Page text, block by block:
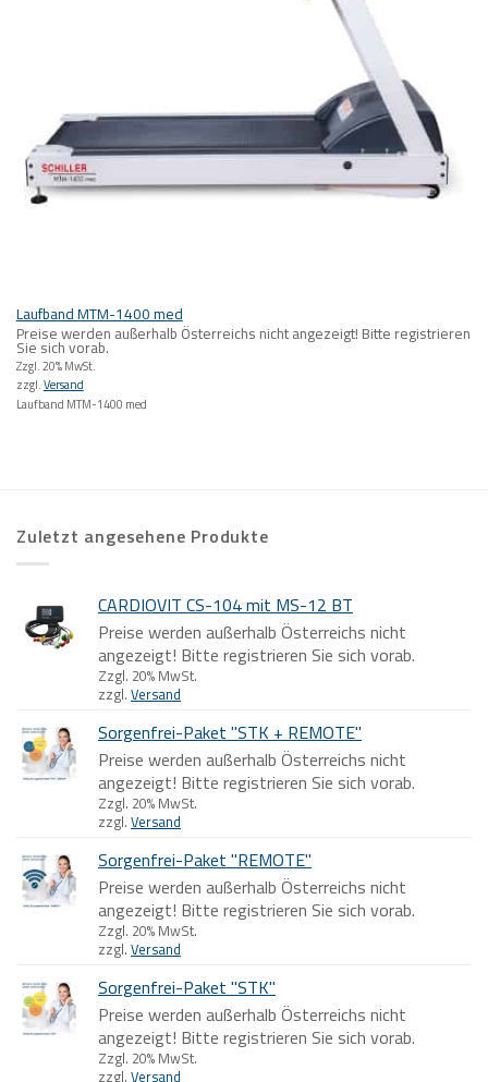
Laufband MTM-1400 med
Preise werden außerhalb Österreichs nicht angezeigt! Bitte registrieren
Sie sich vorab.
Zzgl. 20% MwSt.
zzgl.Versand
Laufband MTM-1400 med
Zuletzt angesehene Produkte
CARDIOVIT CS-104 mit MS-12 BT
Preise werden außerhalb Österreichs nicht
angezeigt! Bitte registrieren Sie sich vorab.
Zzgl. 20% MwSt.
zzgl. Versand
Sorgenfrei-Paket "STK + REMOTE"
Preise werden außerhalb Österreichs nicht
angezeigt! Bitte registrieren Sie sich vorab.
Zzgl. 20% MwSt.
zzgl. Versand
Sorgenfrei-Paket "REMOTE"
Preise werden außerhalb Österreichs nicht
angezeigt! Bitte registrieren Sie sich vorab.
Zzgl. 20% MwSt.
zzgl. Versand
Sorgenfrei-Paket "STK"
Preise werden außerhalb Österreichs nicht
angezeigt! Bitte registrieren Sie sich vorab.
Zzgl. 20% MwSt.
zzgl. Versand